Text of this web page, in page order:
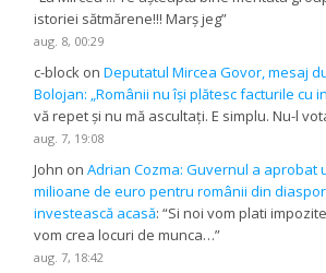
istoriei sătmărene!!! Marș jeg”
aug. 8, 00:29
c-block onDeputatul Mircea Govor, mesaj
Bolojan: „Românii nu își plătesc facturile cu
vă repet și nu mă ascultați. E simplu. Nu-l
aug. 7, 19:08
John onAdrian Cozma: Guvernul a aprobat
milioane de euro pentru românii din
investească acasă: “Si noi vom plati
vom crea locuri de munca…”
aug. 7, 18:42